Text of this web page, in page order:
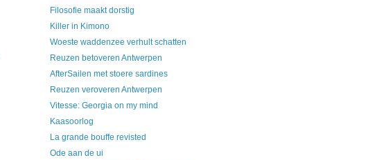
Filosofie maakt dorstig
Killer in Kimono
Woeste waddenzee verhult schatten
Reuzen betoveren Antwerpen
AfterSailen met stoere sardines
Reuzen veroveren Antwerpen
Vitesse: Georgia on my mind
Kaasoorlog
La grande bouffe revisted
Ode aan de ui